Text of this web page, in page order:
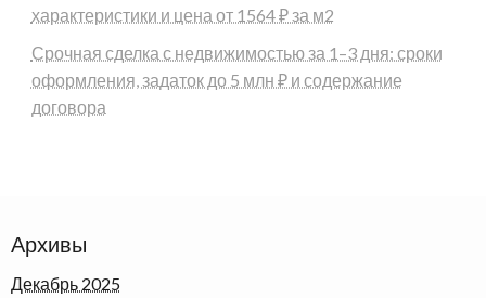
характеристики и цена от 1564 ₽ за м2
Срочная сделка с недвижимостью за 1–3 дня: сроки
оформления, задаток до 5 млн ₽ и содержание
договора
Архивы
Декабрь 2025